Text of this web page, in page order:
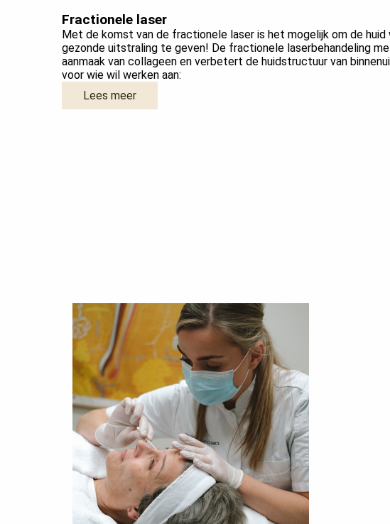
Fractionele laser
Met de komst van de fractionele laser is het mogelijk om de
gezonde uitstraling te geven! De fractionele laserbehandeling
aanmaak van collageen en verbetert de huidstructuur van
voor wie wil werken aan:
Lees meer